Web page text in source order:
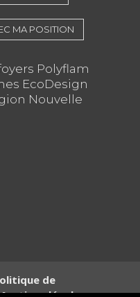
MA POSITION
Polyflam
EcoDesign
Nouvelle
de